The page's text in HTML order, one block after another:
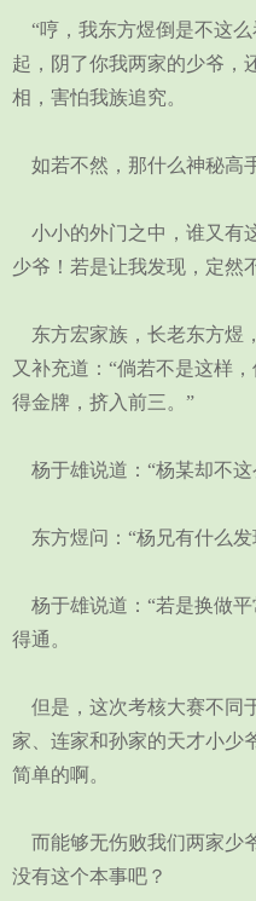
“哼，我东方煜倒是不这
起，阴了你我两家的少爷，
相，害怕我族追究。
如若不然，那什么神秘高
小小的外门之中，谁又有
少爷！若是让我发现，定然
东方宏家族，长老东方煜
又补充道：“倘若不是这样
得金牌，挤入前三。”
杨于雄说道：“杨某却不这
东方煜问：“杨兄有什么发
杨于雄说道：“若是换做
得通。
但是，这次考核大赛不同
家、连家和孙家的天才小少
简单的啊。
而能够无伤败我们两家少
没有这个本事吧？